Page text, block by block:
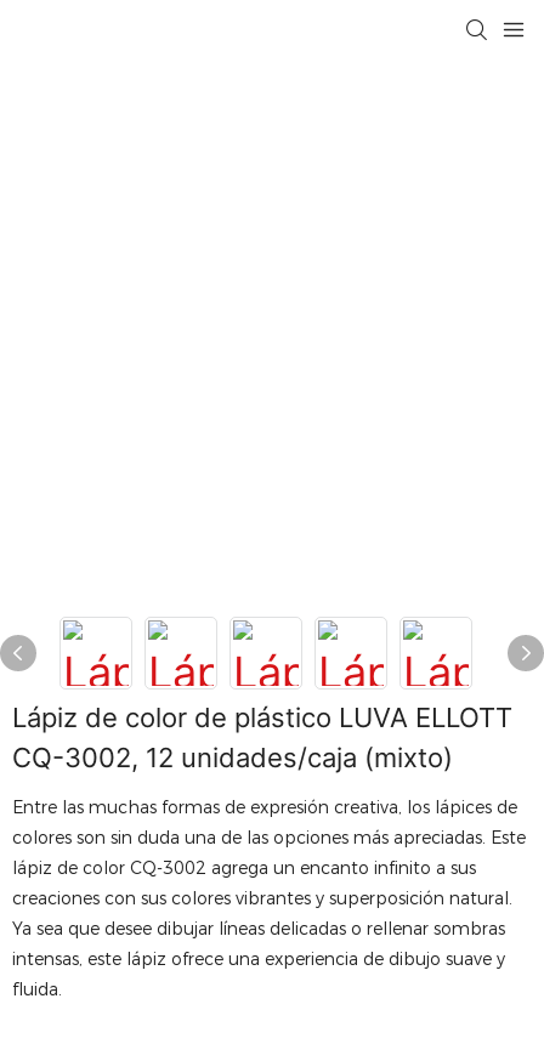
Lápiz de color de plástico LUVA ELLOTT
CQ-3002, 12 unidades/caja (mixto)
Entre las muchas formas de expresión creativa, los lápices de
colores son sin duda una de las opciones más apreciadas. Este
lápiz de color CQ-3002 agrega un encanto infinito a sus
creaciones con sus colores vibrantes y superposición natural.
Ya sea que desee dibujar líneas delicadas o rellenar sombras
intensas, este lápiz ofrece una experiencia de dibujo suave y
fluida.